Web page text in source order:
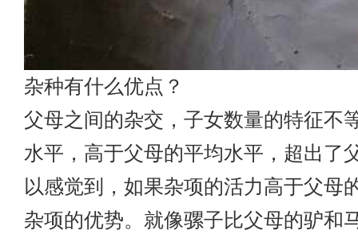
杂种有什么优点？
父母之间的杂交，子女数量的特征不
水平，高于父母的平均水平，超出了
以感觉到，如果杂项的活力高于父母
杂项的优势。就像骡子比父母的驴和